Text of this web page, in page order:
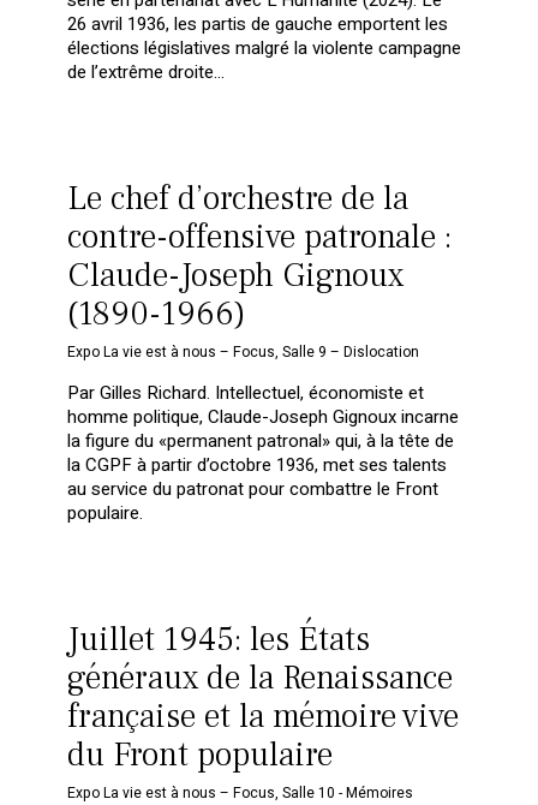
26 avril 1936, les partis de gauche emportent les
élections législatives malgré la violente campagne
de l’extrême droite…
Le chef d’orchestre de la
contre-offensive patronale :
Claude-Joseph Gignoux
(1890-1966)
Expo La vie est à nous – Focus,Salle 9 – Dislocation
Par Gilles Richard. Intellectuel, économiste et
homme politique, Claude-Joseph Gignoux incarne
la figure du «permanent patronal» qui, à la tête de
la CGPF à partir d’octobre 1936, met ses talents
au service du patronat pour combattre le Front
populaire.
Juillet 1945: les États
généraux de la Renaissance
française et la mémoire vive
du Front populaire
Expo La vie est à nous – Focus,Salle 10 - Mémoires